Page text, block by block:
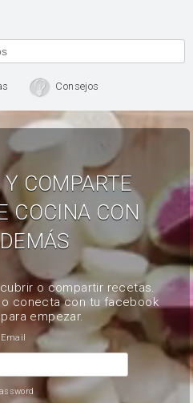
Consejos
Y COMPARTE
COCINA CON
o compartir recetas.
o conecta con tu facebook
empezar.
Email